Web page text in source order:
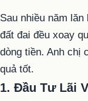
Sau nhiều năm
đất đai đều xoay
dòng tiền. Anh chị
quả tốt.
1. Đầu Tư Lãi